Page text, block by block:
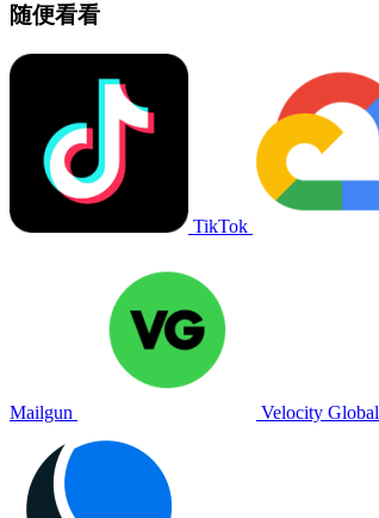
随便看看
TikTok
Mailgun Velocity Global